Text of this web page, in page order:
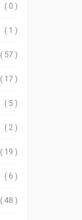
( 0 )
( 1 )
( 57 )
( 17 )
( 5 )
( 2 )
( 19 )
( 6 )
( 48 )